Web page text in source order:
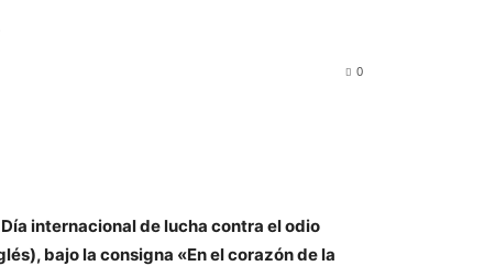
0
internacional de lucha contra el odio
bajo la consigna «En el corazón de la